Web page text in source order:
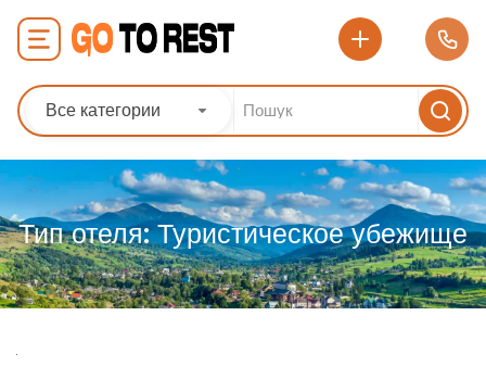
Все категории
Тип отеля:Туристическое убежище